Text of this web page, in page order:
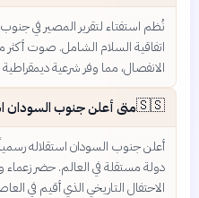
الانفصال، مما وفر شرعية ديمقراطية
🇸🇸متى أعلن جنوب السودان
دولة مستقلة في العالم. حضر
الاحتفال التاريخي الذي أقيم في